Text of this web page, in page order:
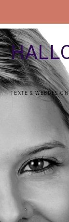
TEXTE & WEBDESIGN